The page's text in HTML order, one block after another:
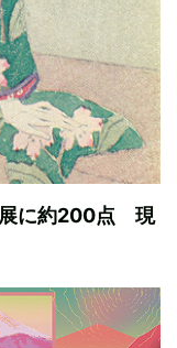
展に約200点 現